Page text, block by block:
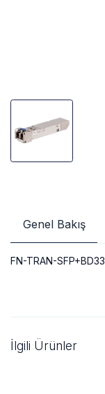
Genel Bakış
FN-TRAN-
İlgili Ürünler